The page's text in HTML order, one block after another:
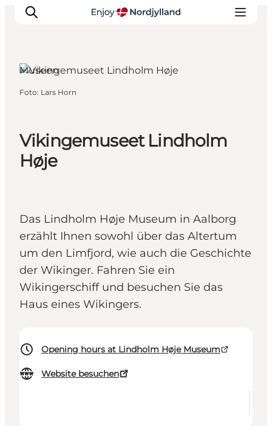
Destinationen
Guides
Veranstaltungen
Vikingemuseet Lindholm
Høje
Das Lindholm Høje Museum in Aalborg
erzählt Ihnen sowohl über das Altertum
um den Limfjord, wie auch die Geschichte
der Wikinger. Fahren Sie ein
Wikingerschiff und besuchen Sie das
Haus eines Wikingers.
Opening hours at Lindholm Høje Museum
Website besuchen
Museen
Foto: Lars Horn